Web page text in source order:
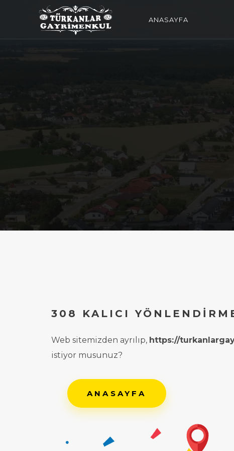
ANASAYFA
308 KALICI
Web sitemizden ayrılıp, https://
istiyor musunuz?
ANASAYFA